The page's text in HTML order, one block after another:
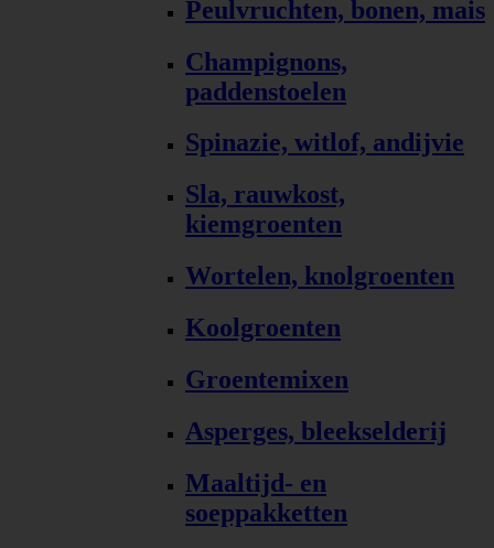
Peulvruchten, bonen, mais
Champignons,
paddenstoelen
Spinazie, witlof, andijvie
Sla, rauwkost,
kiemgroenten
Wortelen, knolgroenten
Koolgroenten
Groentemixen
Asperges, bleekselderij
Maaltijd- en
soeppakketten